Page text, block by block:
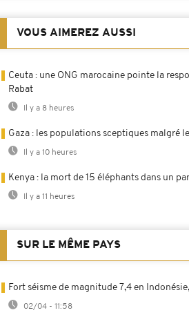
VOUS AIMEREZ AUSSI
Ceuta : une ONG marocaine pointe la
Rabat
Il y a 8 heures
Gaza : les populations sceptiques malgré
Il y a 10 heures
Kenya : la mort de 15 éléphants dans un
Il y a 11 heures
SUR LE MÊME PAYS
Fort séisme de magnitude 7,4 en
02/04 - 11:58